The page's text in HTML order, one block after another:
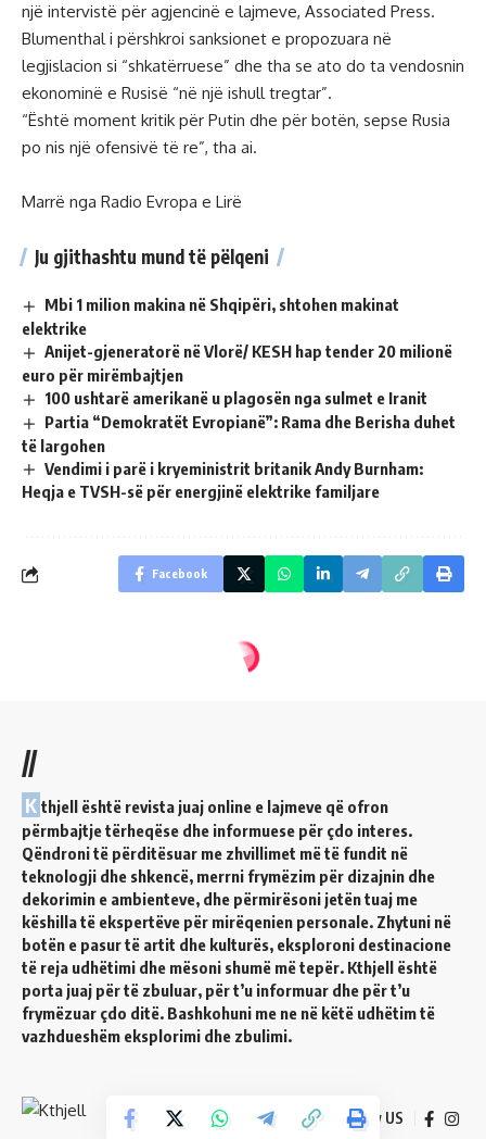
një intervistë për agjencinë e lajmeve, Associated Press.
Blumenthal i përshkroi sanksionet e propozuara në
legjislacion si “shkatërruese” dhe tha se ato do ta vendosnin
ekonominë e Rusisë “në një ishull tregtar”.
“Është moment kritik për Putin dhe për botën, sepse Rusia
po nis një ofensivë të re”, tha ai.
Marrë nga Radio Evropa e Lirë
Ju gjithashtu mund të pëlqeni
Mbi 1 milion makina në Shqipëri, shtohen makinat
elektrike
Anijet-gjeneratorë në Vlorë/ KESH hap tender 20 milionë
euro për mirëmbajtjen
100 ushtarë amerikanë u plagosën nga sulmet e Iranit
Partia “Demokratët Evropianë”: Rama dhe Berisha duhet
të largohen
Vendimi i parë i kryeministrit britanik Andy Burnham:
Heqja e TVSH-së për energjinë elektrike familjare
Facebook
//
K thjell është revista juaj online e lajmeve që ofron
përmbajtje tërheqëse dhe informuese për çdo interes.
Qëndroni të përditësuar me zhvillimet më të fundit në
teknologji dhe shkencë, merrni frymëzim për dizajnin dhe
dekorimin e ambienteve, dhe përmirësoni jetën tuaj me
këshilla të ekspertëve për mirëqenien personale. Zhytuni në
botën e pasur të artit dhe kulturës, eksploroni destinacione
të reja udhëtimi dhe mësoni shumë më tepër. Kthjell është
porta juaj për të zbuluar, për t’u informuar dhe për t’u
frymëzuar çdo ditë. Bashkohuni me ne në këtë udhëtim të
vazhdueshëm eksplorimi dhe zbulimi.
Follow US